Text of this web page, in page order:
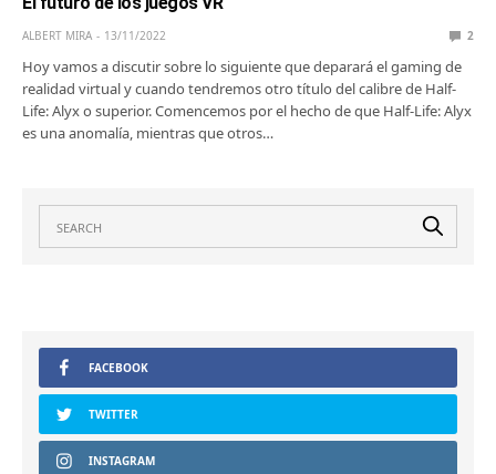
ALBERT MIRA 13/11/2022 2
Hoy vamos a discutir sobre lo siguiente que deparará el gaming de
realidad virtual y cuando tendremos otro título del calibre de Half-
Life: Alyx o superior. Comencemos por el hecho de que Half-Life: Alyx
es una anomalía, mientras que otros…
FACEBOOK
TWITTER
INSTAGRAM